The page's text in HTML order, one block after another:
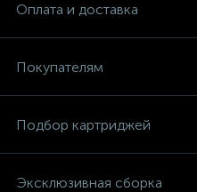
Оплата и доставка
Покупателям
Подбор картриджей
Эксклюзивная сборка